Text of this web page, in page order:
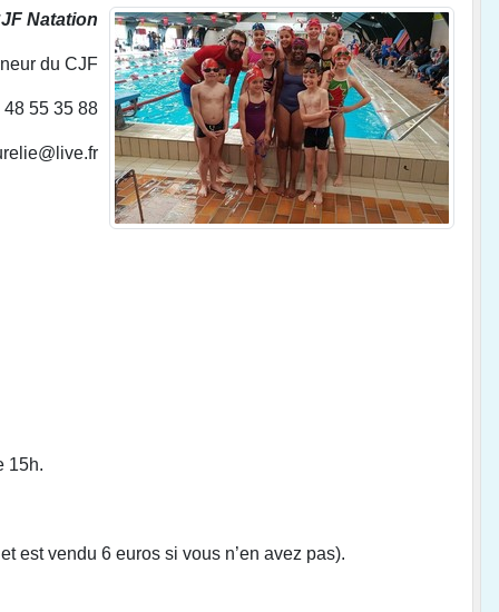
Natation
du CJF
48 55 35 88
15h.
est vendu 6 euros si vous n’en avez pas).